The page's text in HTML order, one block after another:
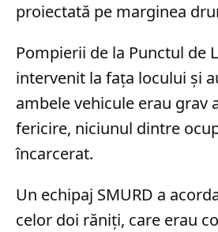
proiectată pe marginea
Pompierii de la Punctul de
intervenit la fața locului și
ambele vehicule erau grav
fericire, niciunul dintre
încarcerat.
Un echipaj SMURD a
celor doi răniți, care erau